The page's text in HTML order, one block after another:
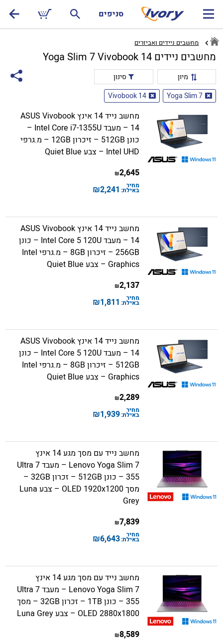
סניפים
מחשבים ניידים ואביזרים
מחשבים ניידים Yoga Slim 7 Vivobook 14
מיון
סינון
Yoga Slim 7
Vivobook 14
מחשב נייד 14 אינץ ASUS Vivobook
14 – מעבד Intel Core i7-1355U –
כונן 512GB – זיכרון 12GB – מ.גרפי
Intel UHD – צבע Quiet Blue
2,645
₪
מחיר
באילת: 2,241
₪
מחשב נייד 14 אינץ ASUS Vivobook
14 – מעבד Intel Core 5 120U – כונן
256GB – זיכרון 8GB – מ.גרפי Intel
Graphics – צבע Quiet Blue
2,137
₪
מחיר
באילת: 1,811
₪
מחשב נייד 14 אינץ ASUS Vivobook
14 – מעבד Intel Core 5 120U – כונן
512GB – זיכרון 8GB – מ.גרפי Intel
Graphics – צבע Quiet Blue
2,289
₪
מחיר
באילת:1,939
₪
מחשב נייד עם מסך מגע 14 אינץ
Lenovo Yoga Slim 7 – מעבד Ultra 7
355 – כונן 512GB – זכרון 32GB –
מסך OLED 1920x1200 – צבע Luna
Grey
7,839
₪
מחיר
באילת:6,643
₪
מחשב נייד עם מסך מגע 14 אינץ
Lenovo Yoga Slim 7 – מעבד Ultra 7
355 – כונן 1TB – זכרון 32GB – מסך
OLED 2880x1800 – צבע Luna Grey
8,589
₪